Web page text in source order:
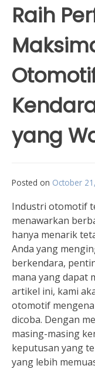
Raih
yang
Posted on October
Industri otomotif
menawarkan
hanya menarik
Anda yang
berkendara,
mana yang dapat
artikel ini, kami
otomotif
dicoba. Dengan
masing-masing
keputusan yang
yang lebih